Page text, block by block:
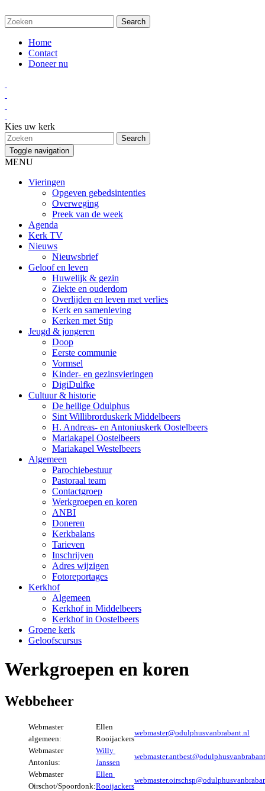
Home
Contact
Doneer nu
Kies uw kerk
Toggle navigation
MENU
Vieringen
Opgeven gebedsintenties
Overweging
Preek van de week
Agenda
Kerk TV
Nieuws
Nieuwsbrief
Geloof en leven
Huwelijk & gezin
Ziekte en ouderdom
Overlijden en leven met verlies
Kerk en samenleving
Kerken met Stip
Jeugd & jongeren
Doop
Eerste communie
Vormsel
Kinder- en gezinsvieringen
DigiDulfke
Cultuur & historie
De heilige Odulphus
Sint Willibrorduskerk Middelbeers
H. Andreas- en Antoniuskerk Oostelbeers
Mariakapel Oostelbeers
Mariakapel Westelbeers
Algemeen
Parochiebestuur
Pastoraal team
Contactgroep
Werkgroepen en koren
ANBI
Doneren
Kerkbalans
Tarieven
Inschrijven
Adres wijzigen
Fotoreportages
Kerkhof
Algemeen
Kerkhof in Middelbeers
Kerkhof in Oostelbeers
Groene kerk
Geloofscursus
Werkgroepen en koren
Webbeheer
Webmaster
algemeen:
Ellen
Rooijackers
webmaster@odulphusvanbrabant.nl
Webmaster
Antonius:
Willy
Janssen
Webmaster
Oirschot/Spoordonk:
Ellen
Rooijackers